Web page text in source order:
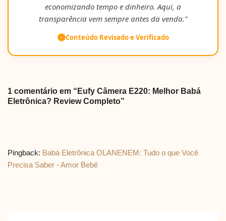
economizando tempo e dinheiro. Aqui, a
transparência vem sempre antes da venda."
Conteúdo Revisado e Verificado
1 comentário em “Eufy Câmera E220: Melhor Babá
Eletrônica? Review Completo”
Pingback: Babá Eletrônica OLANENEM: Tudo o que Você
Precisa Saber - Amor Bebê